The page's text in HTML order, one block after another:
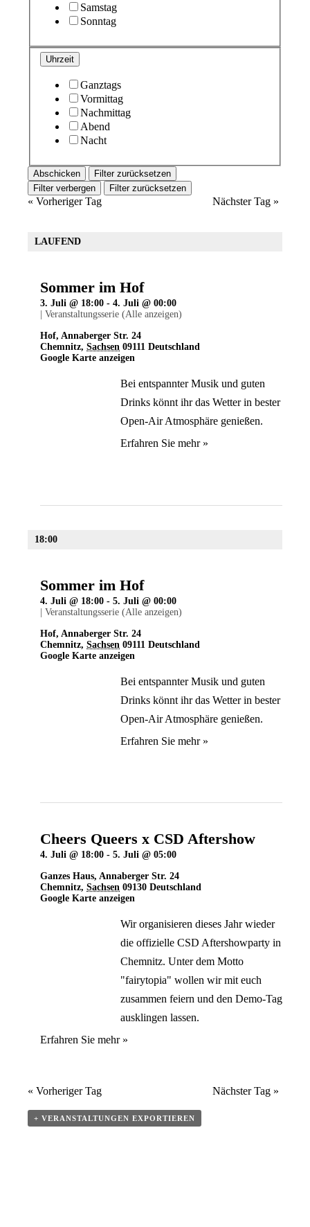
Samstag
Sonntag
Uhrzeit
Ganztags
Vormittag
Nachmittag
Abend
Nacht
Filter zurücksetzen
Filter verbergen
Filter zurücksetzen
« Vorheriger Tag Nächster Tag »
LAUFEND
Sommer im Hof
3. Juli @ 18:00 -4. Juli @ 00:00
Veranstaltungsserie(Alle anzeigen)
Hof,Annaberger Str. 24
Chemnitz, Sachsen 09111 Deutschland
Google Karte anzeigen
Bei entspannter Musik und guten
Drinks könnt ihr das Wetter in bester
Open-Air Atmosphäre genießen.
Erfahren Sie mehr »
18:00
Sommer im Hof
4. Juli @ 18:00 -5. Juli @ 00:00
Veranstaltungsserie(Alle anzeigen)
Hof, Annaberger Str. 24
Chemnitz, Sachsen 09111 Deutschland
Google Karte anzeigen
Bei entspannter Musik und guten
Drinks könnt ihr das Wetter in bester
Open-Air Atmosphäre genießen.
Erfahren Sie mehr »
Cheers Queers x CSD Aftershow
4. Juli @ 18:00 -5. Juli @ 05:00
Ganzes Haus,Annaberger Str. 24
Chemnitz, Sachsen 09130 Deutschland
Google Karte anzeigen
Wir organisieren dieses Jahr wieder
die offizielle CSD Aftershowparty in
Chemnitz. Unter dem Motto
"fairytopia" wollen wir mit euch
zusammen feiern und den Demo-Tag
ausklingen lassen.
Erfahren Sie mehr »
« Vorheriger Tag Nächster Tag »
+ VERANSTALTUNGEN EXPORTIEREN